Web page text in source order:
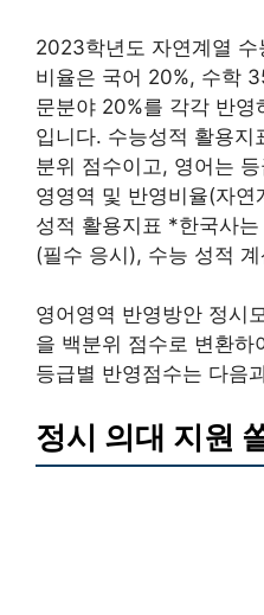
2023학년도 자연계열
비율은 국어 20%, 수학
문분야 20%를 각각 반
입니다. 수능성적 활용지
분위 점수이고, 영어는
영영역 및 반영비율(자
성적 활용지표 *한국사
(필수 응시), 수능 성적
영어영역 반영방안 정시
을 백분위 점수로 변환하
등급별 반영점수는 다음
정시 의대 지원